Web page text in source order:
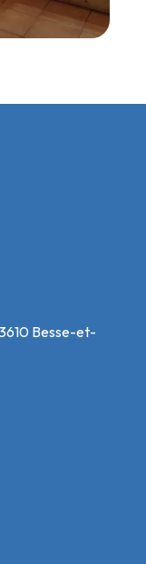
Besse-et-